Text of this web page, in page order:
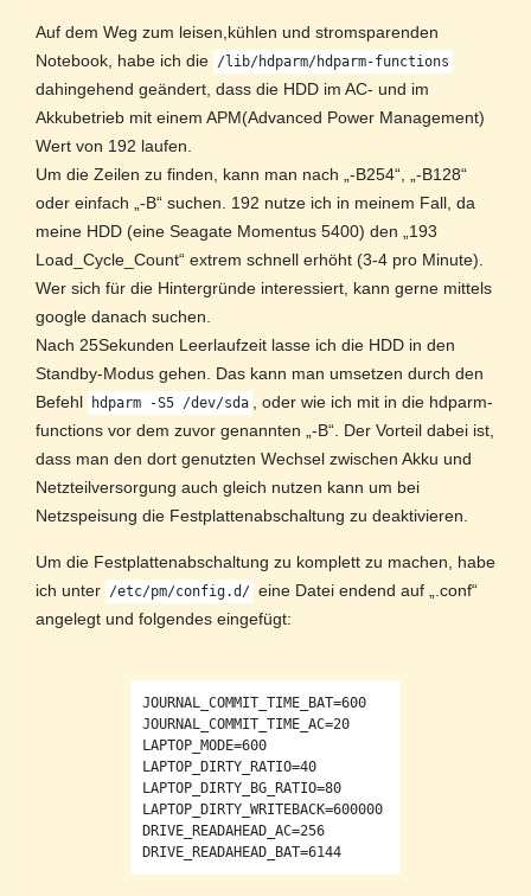
Auf dem Weg zum leisen,kühlen und stromsparenden
Notebook, habe ich die /lib/hdparm/hdparm-functions
dahingehend geändert, dass die HDD im AC- und im
Akkubetrieb mit einem APM(Advanced Power Management)
Wert von 192 laufen.
Um die Zeilen zu finden, kann man nach „-B254“, „-B128“
oder einfach „-B“ suchen. 192 nutze ich in meinem Fall, da
meine HDD (eine Seagate Momentus 5400) den „193
Load_Cycle_Count“ extrem schnell erhöht (3-4 pro Minute).
Wer sich für die Hintergründe interessiert, kann gerne mittels
google danach suchen.
Nach 25Sekunden Leerlaufzeit lasse ich die HDD in den
Standby-Modus gehen. Das kann man umsetzen durch den
Befehl
hdparm -S5 /dev/sda
, oder wie ich mit in die hdparm-
functions vor dem zuvor genannten „-B“. Der Vorteil dabei ist,
dass man den dort genutzten Wechsel zwischen Akku und
Netzteilversorgung auch gleich nutzen kann um bei
Netzspeisung die Festplattenabschaltung zu deaktivieren.
Um die Festplattenabschaltung zu komplett zu machen, habe
ich unter /etc/pm/config.d/ eine Datei endend auf „.conf“
angelegt und folgendes eingefügt:
JOURNAL_COMMIT_TIME_BAT=600
JOURNAL_COMMIT_TIME_AC=20
LAPTOP_MODE=600
LAPTOP_DIRTY_RATIO=40
LAPTOP_DIRTY_BG_RATIO=80
LAPTOP_DIRTY_WRITEBACK=600000
DRIVE_READAHEAD_AC=256
DRIVE_READAHEAD_BAT=6144